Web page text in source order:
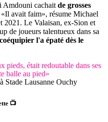
Amdouni cachait de grosses
avait faim», résume Michael
2021. Le Valaisan, ex-Sion et
de joueurs talentueux dans sa
l'a épaté dès le
pieds, était redoutable dans ses
balle au pied»
Stade Lausanne Ouchy
📺